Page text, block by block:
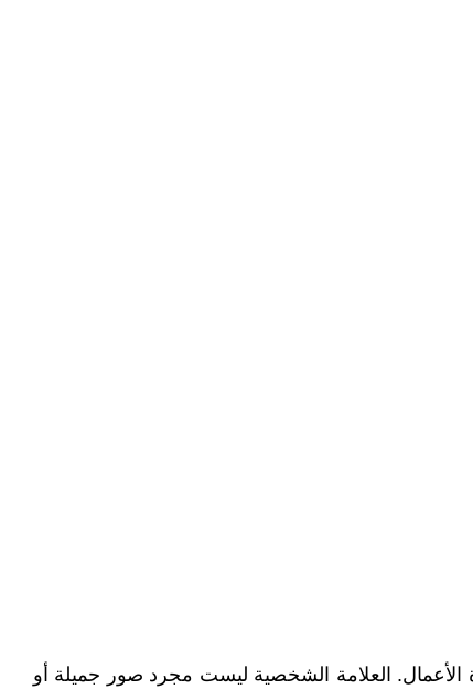
الأعمال. العلامة الشخصية ليست مجرد صور جميلة أو